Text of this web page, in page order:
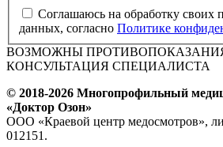
Соглашаюсь на обработку своих
данных, согласно Политике
ВОЗМОЖНЫ
КОНСУЛЬТАЦИЯ СПЕЦИАЛИСТА
© 2018-2026 Многопрофильный
«Доктор Озон»
ООО «Краевой центр медосмотров»,
012151.